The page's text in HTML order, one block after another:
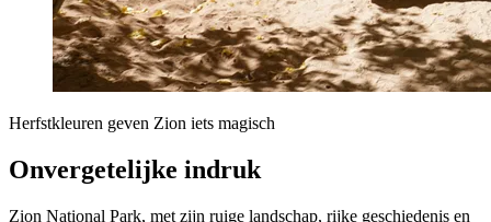
Herfstkleuren geven Zion iets magisch
Onvergetelijke indruk
Zion National Park, met zijn ruige landschap, rijke geschiedenis en